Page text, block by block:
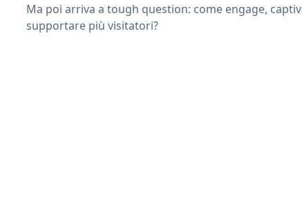
Ma poi arriva a tough question: come engage,
supportare più visitatori?